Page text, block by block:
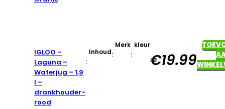
IGLOO –
Laguna –
Waterjug – 1,9
l –
drankhouder-
rood
Inhoud
:
Merk
:
kleur
:
€19.99